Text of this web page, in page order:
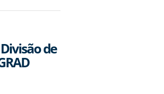
de